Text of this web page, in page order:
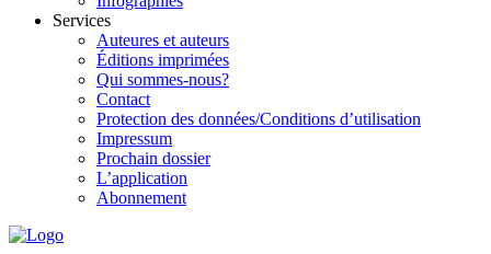
Services
Auteures et auteurs
Éditions imprimées
Qui sommes-nous?
Contact
Protection des données/Conditions d’utilisation
Impressum
Prochain dossier
L’application
Abonnement